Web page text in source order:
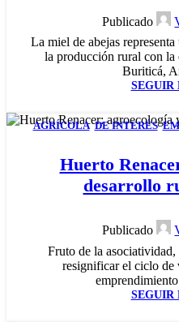
Publicado
La miel de abejas
la producción rural con la
Buriticá,
SEGUIR
AGRÍCOLA,DE INTERÉS,
Huerto
desarrollo
Publicado
Fruto de la
resignificar el ciclo de
SEGUIR